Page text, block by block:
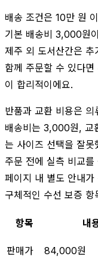
배송 조건은 10만 원
기본 배송비 3,000원
제주 외 도서산간은
함께 주문할 수 있다
이 합리적이에요.
반품과 교환 비용은
배송비는 3,000원, 교
는 사이즈 선택을 잘
주문 전에 실측 비교
페이지 내 별도 안내
구체적인 수선 보증
항목 내
판매가 84,000원